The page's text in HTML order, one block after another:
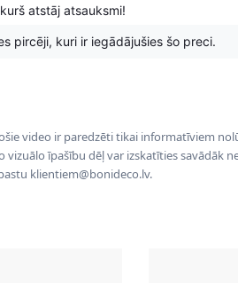
atstāj atsauksmi!
pircēji, kuri ir iegādājušies šo preci.
video ir paredzēti tikai informatīviem
īpašību dēļ var izskatīties
klientiem@bonideco.lv.